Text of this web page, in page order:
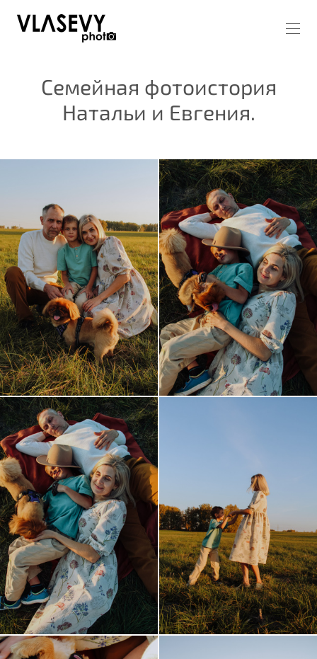
Семейная фотоистория
Натальи и Евгения.